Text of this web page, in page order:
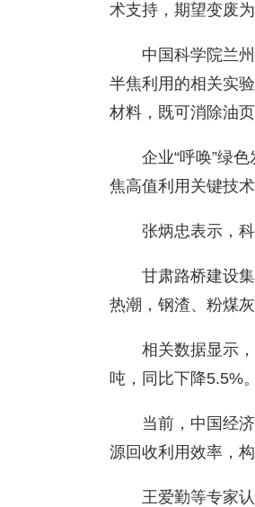
术支持，期望变废为
中国科学院兰
半焦利用的相关实
材料，既可消除油
企业“呼唤”绿
焦高值利用关键技
张炳忠表示，
甘肃路桥建设
热潮，钢渣、粉煤
相关数据显示
吨，同比下降5.5%。
当前，中国经
源回收利用效率，
王爱勤等专家